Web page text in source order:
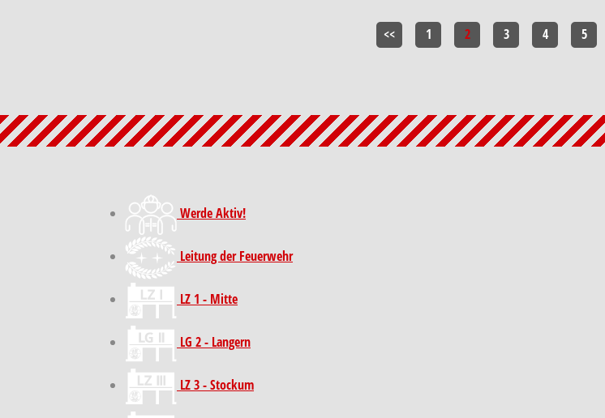
<< 1 2 3 4 5
Werde Aktiv!
Leitung der Feuerwehr
LZ 1 - Mitte
LG 2 - Langern
LZ 3 - Stockum